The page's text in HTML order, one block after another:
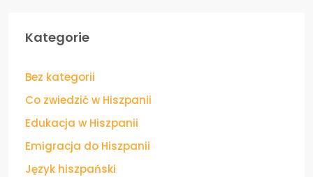
Kategorie
Bez kategorii
Co zwiedzić w Hiszpanii
Edukacja w Hiszpanii
Emigracja do Hiszpanii
Język hiszpański